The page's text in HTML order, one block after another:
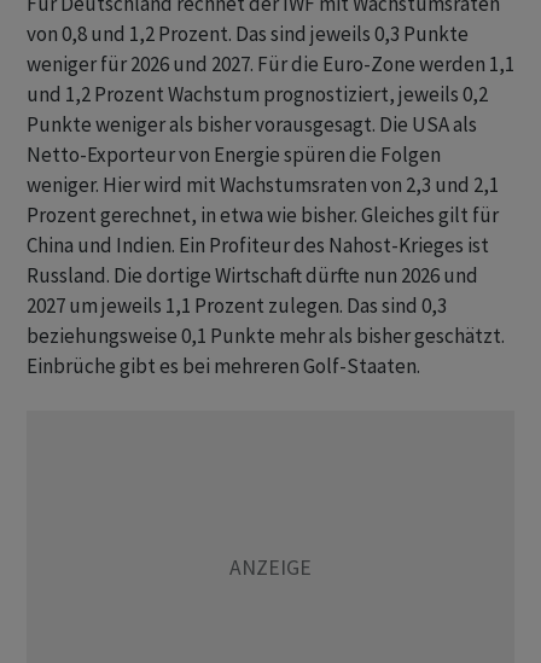
von 0,8 und 1,2 Prozent. Das sind jeweils 0,3 Punkte
weniger für ​2026 und 2027. ​Für die Euro-Zone werden 1,1
und 1,2 Prozent Wachstum prognostiziert, jeweils ⁠0,2
Punkte weniger als bisher vorausgesagt. Die USA als
Netto-Exporteur von Energie spüren ​die Folgen
weniger. Hier wird mit Wachstumsraten ⁠von 2,3 und 2,1
Prozent gerechnet, in etwa wie bisher. Gleiches gilt für
China und Indien. Ein Profiteur des Nahost-Krieges ist
Russland. ‌Die dortige Wirtschaft dürfte nun 2026 und
2027 um jeweils 1,1 Prozent zulegen. Das sind 0,3
beziehungsweise 0,1 Punkte mehr als bisher geschätzt.
Einbrüche gibt es bei mehreren Golf-Staaten.